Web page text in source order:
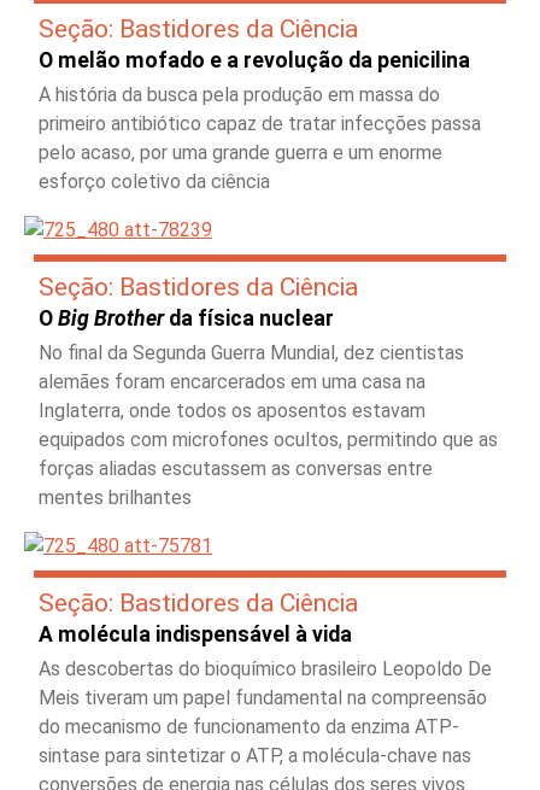
Seção: Bastidores da Ciência
O melão mofado e a revolução da penicilina
A história da busca pela produção em massa do
primeiro antibiótico capaz de tratar infecções passa
pelo acaso, por uma grande guerra e um enorme
esforço coletivo da ciência
Seção: Bastidores da Ciência
O Big Brotherda física nuclear
No final da Segunda Guerra Mundial, dez cientistas
alemães foram encarcerados em uma casa na
Inglaterra, onde todos os aposentos estavam
equipados com microfones ocultos, permitindo que as
forças aliadas escutassem as conversas entre
mentes brilhantes
Seção: Bastidores da Ciência
A molécula indispensável à vida
As descobertas do bioquímico brasileiro Leopoldo De
Meis tiveram um papel fundamental na compreensão
do mecanismo de funcionamento da enzima ATP-
sintase para sintetizar o ATP, a molécula-chave nas
conversões de energia nas células dos seres vivos.